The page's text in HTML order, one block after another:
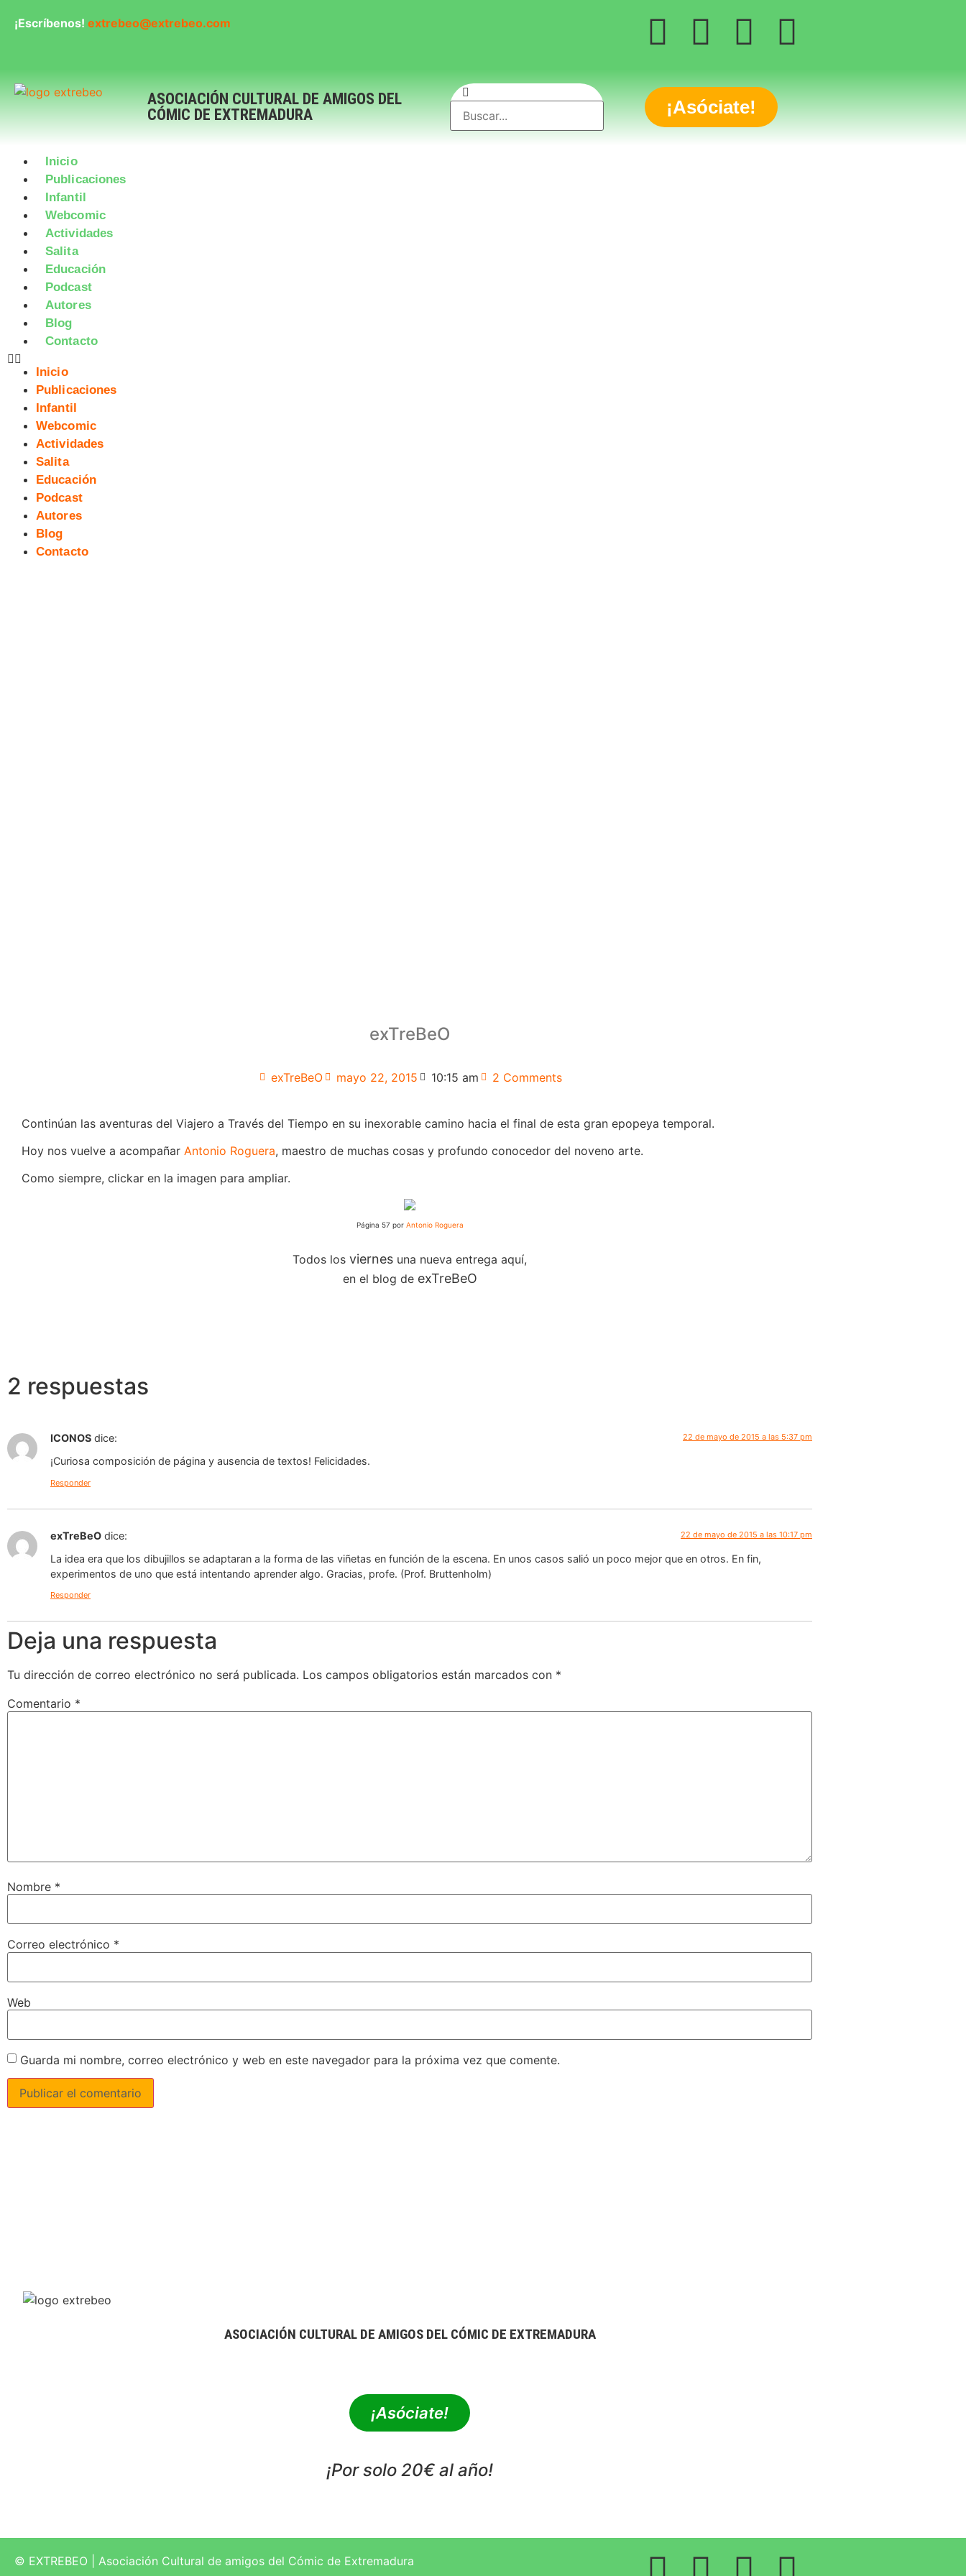
¡Escríbenos! extrebeo@extrebeo.com
ASOCIACIÓN CULTURAL DE AMIGOS DEL
CÓMIC DE EXTREMADURA
¡Asóciate!
Inicio
Publicaciones
Infantil
Webcomic
Actividades
Salita
Educación
Podcast
Autores
Blog
Contacto
Inicio
Publicaciones
Infantil
Webcomic
Actividades
Salita
Educación
Podcast
Autores
Blog
Contacto
exTreBeO
exTreBeO mayo 22, 2015 10:15 am 2 Comments
Continúan las aventuras del Viajero a Través del Tiempo en su inexorable camino hacia el final de esta gran epopeya temporal.
Hoy nos vuelve a acompañar Antonio Roguera, maestro de muchas cosas y profundo conocedor del noveno arte.
Como siempre, clickar en la imagen para ampliar.
Página 57 por Antonio Roguera
Todos los viernes una nueva entrega aquí,
en el blog de exTreBeO
2 respuestas
ICONOS dice: 22 de mayo de 2015 a las 5:37 pm
¡Curiosa composición de página y ausencia de textos! Felicidades.
Responder
exTreBeO dice: 22 de mayo de 2015 a las 10:17 pm
La idea era que los dibujillos se adaptaran a la forma de las viñetas en función de la escena. En unos casos salió un poco mejor que en otros. En fin,
experimentos de uno que está intentando aprender algo. Gracias, profe. (Prof. Bruttenholm)
Responder
Deja una respuesta
Tu dirección de correo electrónico no será publicada. Los campos obligatorios están marcados con *
Comentario *
Nombre *
Correo electrónico *
Web
Guarda mi nombre, correo electrónico y web en este navegador para la próxima vez que comente.
ASOCIACIÓN CULTURAL DE AMIGOS DEL CÓMIC DE EXTREMADURA
¡Asóciate!
¡Por solo 20€ al año!
© EXTREBEO | Asociación Cultural de amigos del Cómic de Extremadura